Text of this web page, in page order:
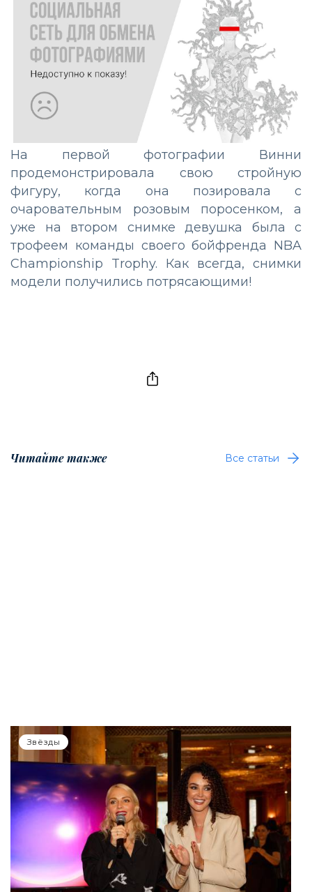
На первой фотографии Винни
продемонстрировала свою стройную
фигуру, когда она позировала с
очаровательным розовым поросенком, а
уже на втором снимке девушка была с
трофеем команды своего бойфренда NBA
Championship Trophy. Как всегда, снимки
модели получились потрясающими!
Читайте также Все статьи
Звёзды